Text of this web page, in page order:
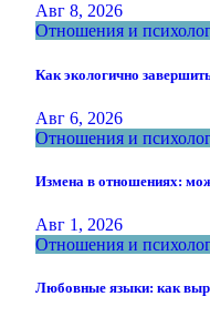
Авг 8, 2026
Отношения и
Как экологично
Авг 6, 2026
Отношения и
Измена в отношениях:
Авг 1, 2026
Отношения и
Любовные языки: как